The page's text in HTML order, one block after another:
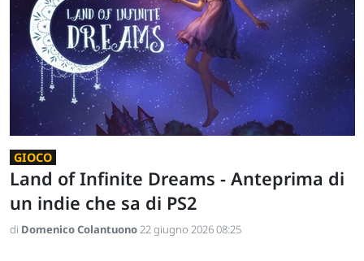
GIOCO
Land of Infinite Dreams - Anteprima di
un indie che sa di PS2
di Domenico Colantuono22 giugno 2026 08:25